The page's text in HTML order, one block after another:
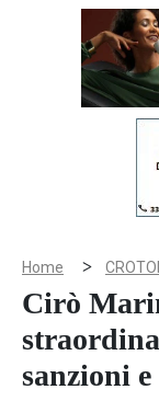
Home >
Cirò
sanzioni